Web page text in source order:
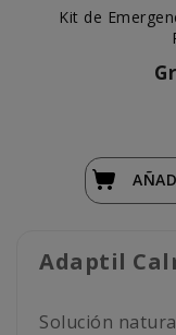
Kit de
Adaptil
Solución